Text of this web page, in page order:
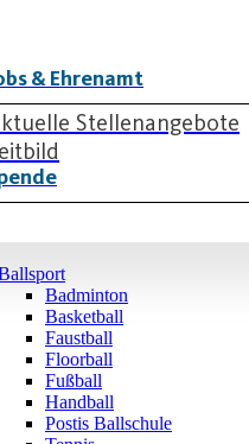
& Ehrenamt
Stellenangebote
Badminton
Basketball
Faustball
Floorball
Fußball
Handball
Postis Ballschule